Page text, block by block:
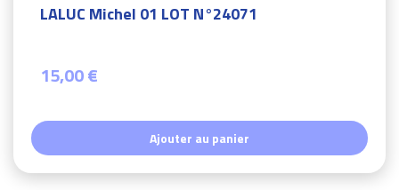
LALUC Michel 01 LOT N°24071
15,00 €
Ajouter au panier